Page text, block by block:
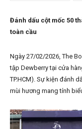
Đánh dấu cột mốc 50
toàn cầu
Ngày 27/02/2026, The
tập Dewberry tại cửa
TP.HCM). Sự kiện đánh
mùi hương mang tính